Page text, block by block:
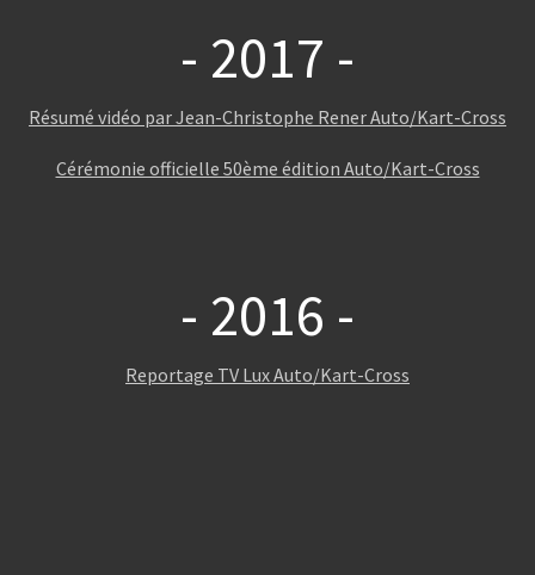
- 2017 -
Résumé vidéo par Jean-Christophe Rener Auto/Kart-Cross
Cérémonie officielle 50ème édition Auto/Kart-Cross
- 2016 -
Reportage TV Lux Auto/Kart-Cross